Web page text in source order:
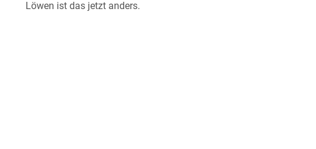
Löwen ist das jetzt anders.